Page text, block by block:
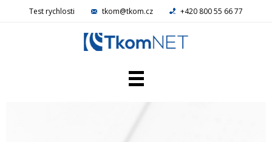
Test rychlosti tkom@tkom.cz +420 800 55 66 77
Domácí NET